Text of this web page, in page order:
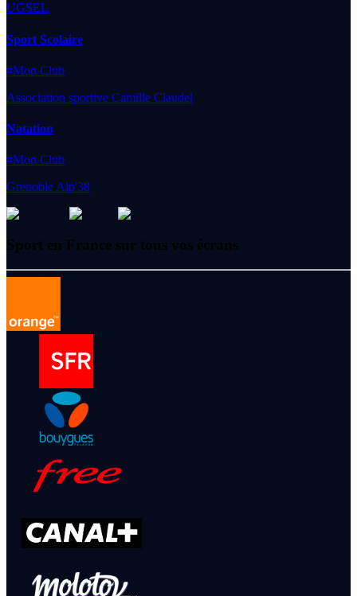
UGSEL
Sport Scolaire
#Mon Club
Association sportive Camille Claudel
Natation
#Mon Club
Grenoble Alp'38
Sport en France sur tous vos écrans